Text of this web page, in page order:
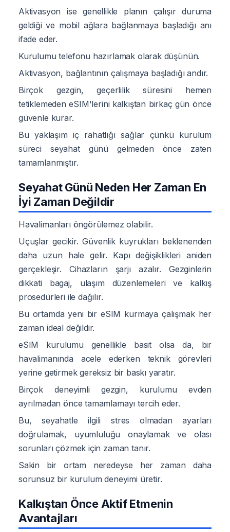
Aktivasyon ise genellikle planın çalışır duruma
geldiği ve mobil ağlara bağlanmaya başladığı anı
ifade eder.
Kurulumu telefonu hazırlamak olarak düşünün.
Aktivasyon, bağlantının çalışmaya başladığı andır.
Birçok gezgin, geçerlilik süresini hemen
tetiklemeden eSIM'lerini kalkıştan birkaç gün önce
güvenle kurar.
Bu yaklaşım iç rahatlığı sağlar çünkü kurulum
süreci seyahat günü gelmeden önce zaten
tamamlanmıştır.
Seyahat Günü Neden Her Zaman En
İyi Zaman Değildir
Havalimanları öngörülemez olabilir.
Uçuşlar gecikir. Güvenlik kuyrukları beklenenden
daha uzun hale gelir. Kapı değişiklikleri aniden
gerçekleşir. Cihazların şarjı azalır. Gezginlerin
dikkati bagaj, ulaşım düzenlemeleri ve kalkış
prosedürleri ile dağılır.
Bu ortamda yeni bir eSIM kurmaya çalışmak her
zaman ideal değildir.
eSIM kurulumu genellikle basit olsa da, bir
havalimanında acele ederken teknik görevleri
yerine getirmek gereksiz bir baskı yaratır.
Birçok deneyimli gezgin, kurulumu evden
ayrılmadan önce tamamlamayı tercih eder.
Bu, seyahatle ilgili stres olmadan ayarları
doğrulamak, uyumluluğu onaylamak ve olası
sorunları çözmek için zaman tanır.
Sakin bir ortam neredeyse her zaman daha
sorunsuz bir kurulum deneyimi üretir.
Kalkıştan Önce Aktif Etmenin
Avantajları